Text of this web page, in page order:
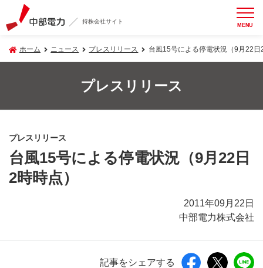
持株会社サイト MENU
ホーム ニュース プレスリリース 台風15号による停電状況（9月22日
プレスリリース
プレスリリース
台風15号による停電状況（9月22日
2時時点）
2011年09月22日
中部電力株式会社
記事をシェアする